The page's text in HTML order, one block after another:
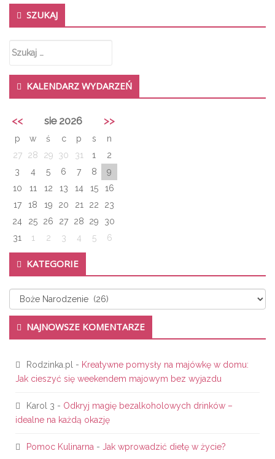
SZUKAJ
Szukaj:
KALENDARZ WYDARZEŃ
<< sie 2026 >>
p w ś c p s
n
27
28 29 30 31 1
2
3
4 5 6 7 8
9
10
11 12 13 14 15
16
17
18 19 20 21 22
23
24
25 26 27 28 29
30
31
1 2 3 4 5 6
KATEGORIE
Kategorie
NAJNOWSZE KOMENTARZE
Rodzinka.pl - Kreatywne pomysły na majówkę w domu:
Jak cieszyć się weekendem majowym bez wyjazdu
Karol 3 - Odkryj magię bezalkoholowych drinków –
idealne na każdą okazję
Pomoc Kulinarna - Jak wprowadzić dietę w życie?